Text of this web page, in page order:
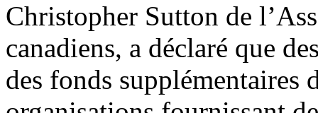
Christopher Sutton de
canadiens, a déclaré que
des fonds supplémentaires